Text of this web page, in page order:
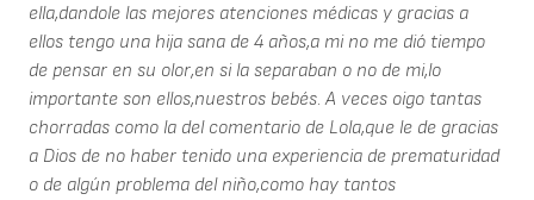
ella,dandole las mejores atenciones médicas y gracias a
ellos tengo una hija sana de 4 años,a mi no me dió tiempo
de pensar en su olor,en si la separaban o no de mi,lo
importante son ellos,nuestros bebés. A veces oigo tantas
chorradas como la del comentario de Lola,que le de gracias
a Dios de no haber tenido una experiencia de prematuridad
o de algún problema del niño,como hay tantos